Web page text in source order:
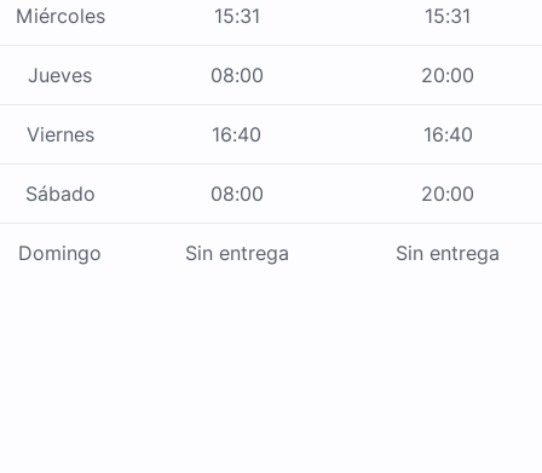
Miércoles 15:31 15:31
Jueves 08:00 20:00
Viernes 16:40 16:40
Sábado 08:00 20:00
Domingo Sin entrega Sin entrega